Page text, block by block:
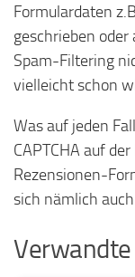
Formulardaten
geschrieben
Spam-Filtering
vielleicht schon
Was auf jeden
CAPTCHA auf der
Rezensionen-
sich nämlich